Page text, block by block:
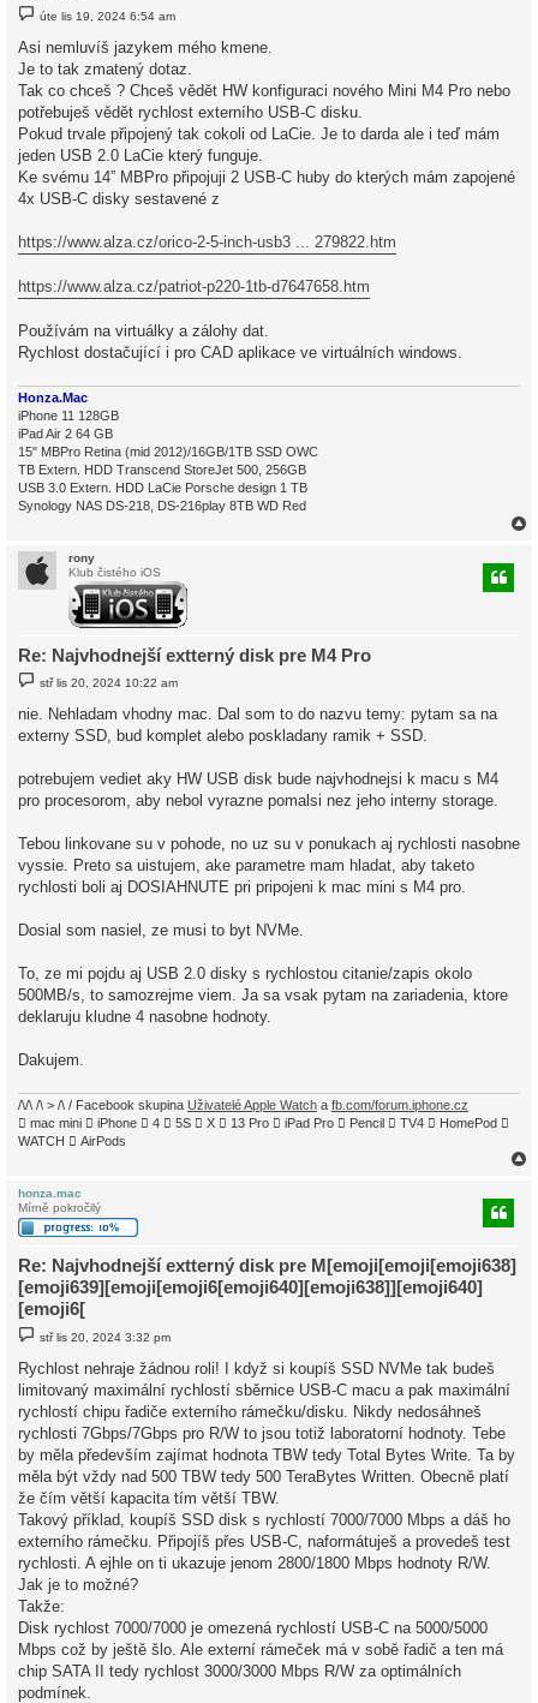
P
í
s
p
ě
v
e
k
úte lis 19, 2024 6:54 am
Asi nemluvíš jazykem mého kmene.
Je to tak zmatený dotaz.
Tak co chceš ? Chceš vědět HW konfiguraci nového Mini M4 Pro nebo
potřebuješ vědět rychlost externího USB-C disku.
Pokud trvale připojený tak cokoli od LaCie. Je to darda ale i teď mám
jeden USB 2.0 LaCie který funguje.
Ke svému 14” MBPro připojuji 2 USB-C huby do kterých mám zapojené
4x USB-C disky sestavené z
https://www.alza.cz/orico-2-5-inch-usb3 ... 279822.htm
https://www.alza.cz/patriot-p220-1tb-d7647658.htm
Používám na virtuálky a zálohy dat.
Rychlost dostačující i pro CAD aplikace ve virtuálních windows.
Honza.Mac
iPhone 11 128GB
iPad Air 2 64 GB
15" MBPro Retina (mid 2012)/16GB/1TB SSD OWC
TB Extern. HDD Transcend StoreJet 500, 256GB
USB 3.0 Extern. HDD LaCie Porsche design 1 TB
Synology NAS DS-218, DS-216play 8TB WD Red
rony
Klub čistého iOS
Re: Najvhodnejší extterný disk pre M4 Pro
s
p
e
stř lis 20, 2024 10:22 am
nie. Nehladam vhodny mac. Dal som to do nazvu temy: pytam sa na
externy SSD, bud komplet alebo poskladany ramik + SSD.
potrebujem vediet aky HW USB disk bude najvhodnejsi k macu s M4
pro procesorom, aby nebol vyrazne pomalsi nez jeho interny storage.
Tebou linkovane su v pohode, no uz su v ponukach aj rychlosti nasobne
vyssie. Preto sa uistujem, ake parametre mam hladat, aby taketo
rychlosti boli aj DOSIAHNUTE pri pripojeni k mac mini s M4 pro.
Dosial som nasiel, ze musi to byt NVMe.
To, ze mi pojdu aj USB 2.0 disky s rychlostou citanie/zapis okolo
500MB/s, to samozrejme viem. Ja sa vsak pytam na zariadenia, ktore
deklaruju kludne 4 nasobne hodnoty.
Dakujem.
/\/\ /\ > /\ / Facebook skupina Uživatelé Apple Watch a fb.com/forum.iphone.cz
 mac mini  iPhone  4  5S  X  13 Pro  iPad Pro  Pencil  TV4  HomePod 
WATCH  AirPods
honza.mac
Mírně pokročilý
Re: Najvhodnejší extterný disk pre M[emoji[emoji[emoji638]
[emoji639][emoji[emoji6[emoji640][emoji638]][emoji640]
[emoji6[
s
p
ě
v
e
stř lis 20, 2024 3:32 pm
Rychlost nehraje žádnou roli! I když si koupíš SSD NVMe tak budeš
limitovaný maximální rychlostí sběrnice USB-C macu a pak maximální
rychlostí chipu řadiče externího rámečku/disku. Nikdy nedosáhneš
rychlosti 7Gbps/7Gbps pro R/W to jsou totiž laboratorní hodnoty. Tebe
by měla především zajímat hodnota TBW tedy Total Bytes Write. Ta by
měla být vždy nad 500 TBW tedy 500 TeraBytes Written. Obecně platí
že čím větší kapacita tím větší TBW.
Takový příklad, koupíš SSD disk s rychlostí 7000/7000 Mbps a dáš ho
externího rámečku. Připojíš přes USB-C, naformátuješ a provedeš test
rychlosti. A ejhle on ti ukazuje jenom 2800/1800 Mbps hodnoty R/W.
Jak je to možné?
Takže:
Disk rychlost 7000/7000 je omezená rychlostí USB-C na 5000/5000
Mbps což by ještě šlo. Ale externí rámeček má v sobě řadič a ten má
chip SATA II tedy rychlost 3000/3000 Mbps R/W za optimálních
podmínek.